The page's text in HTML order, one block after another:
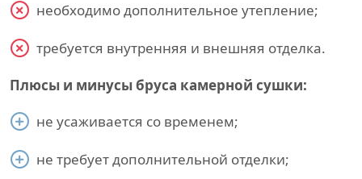
необходимо дополнительное утепление;
требуется внутренняя и внешняя отделка.
Плюсы и минусы бруса камерной сушки:
не усаживается со временем;
не требует дополнительной отделки;